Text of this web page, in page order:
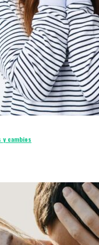
cambios